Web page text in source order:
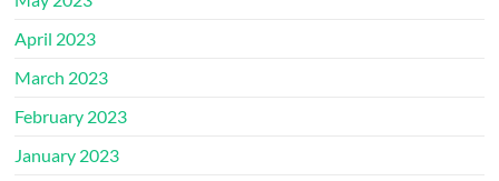
April 2023
March 2023
February 2023
January 2023